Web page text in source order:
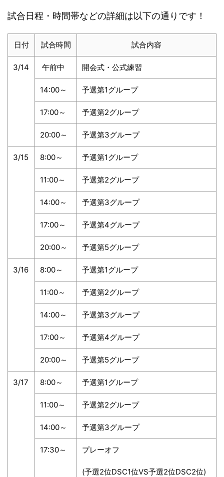
試合日程・時間帯などの詳細は以下の通りです！
日付 試合時間 試合内容
3/14 午前中 開会式・公式練習
14:00～ 予選第1グループ
17:00～ 予選第2グループ
20:00～ 予選第3グループ
3/15 8:00～ 予選第1グループ
11:00～ 予選第2グループ
14:00～ 予選第3グループ
17:00～ 予選第4グループ
20:00～ 予選第5グループ
3/16 8:00～ 予選第1グループ
11:00～ 予選第2グループ
14:00～ 予選第3グループ
17:00～ 予選第4グループ
20:00～ 予選第5グループ
3/17 8:00～ 予選第1グループ
11:00～ 予選第2グループ
14:00～ 予選第3グループ
17:30～ プレーオフ
(予選2位DSC1位VS予選2位DSC2位)